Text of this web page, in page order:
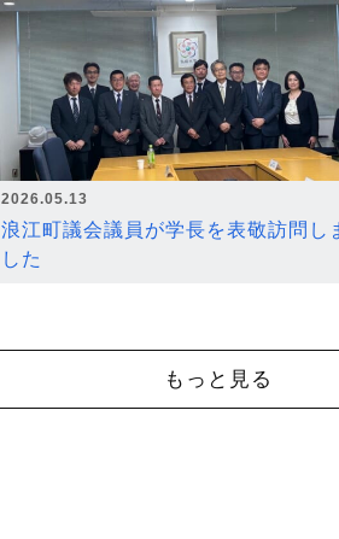
2026.05.13
浪江町議会議員が学長を表敬訪問し
した
もっと見る